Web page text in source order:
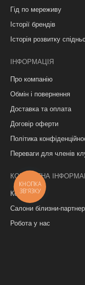
Гід по мереживу
Історії брендів
Історія розвитку
ІНФОРМАЦІЯ
Про компанію
Обмін і повернення
Доставка та оплата
Договір оферти
Політика
Переваги для членів
КОНТАКТНА
Контакти
Салони білизни-
Робота у нас
КНОПКА
ЗВ'ЯЗКУ